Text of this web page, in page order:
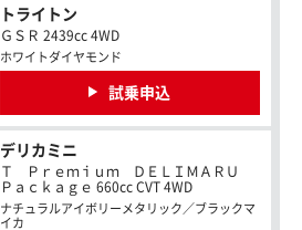
トライトン
ＧＳＲ 2439cc 4WD
ホワイトダイヤモンド
試乗申込
デリカミニ
Ｔ Ｐｒｅｍｉｕｍ ＤＥＬＩＭＡＲＵ
Ｐａｃｋａｇｅ 660cc CVT 4WD
ナチュラルアイボリーメタリック／ブラックマ
イカ